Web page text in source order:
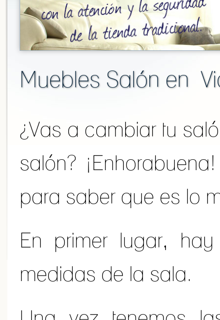
Muebles Salón en
¿Vas a cambiar tu
salón?
para saber que es lo
En primer lugar,
medidas de la sala.